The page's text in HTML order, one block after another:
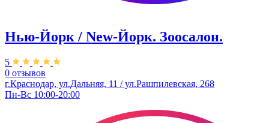
Нью-Йорк / New-Йорк. Зоосалон.
5
0 отзывов
г.Краснодар, ул.Дальняя, 11 / ул.Рашпилевская, 268
Пн-Вс 10:00-20:00